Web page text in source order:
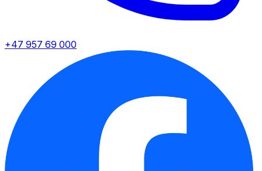
+47 957 69 000